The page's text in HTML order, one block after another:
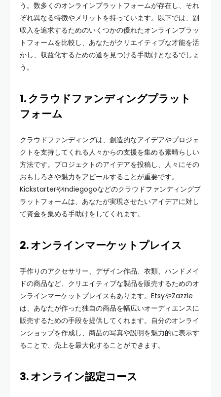
う。数多くのオンラインプラットフォームが存在し、それ
ぞれ異なる特徴やメリットを持っています。以下では、副
収入を追求するためのいくつかの優れたオンラインプラッ
トフォームを比較し、あなたがクリエイティブな才能を活
かし、収益化するための道を見つける手助けとなるでしょ
う。
1.‍ クラウドファンディングプラット
フォーム
クラウドファンディングは、創造的なアイデアやプロジェ
クトを支持してくれる人々からの支援を集める素晴らしい
方法です。プロジェクトのアイデアを投稿し、人々にその
おもしろさや魅力をアピールすることが重要です。
KickstarterやIndiegogoなどのクラウドファンディングプ
ラットフォームは、あなたが実現させたいアイデアに対し
て資金を集める手助けをしてくれます。
2. オンラインマーケットプレイス
手作りのアクセサリー、デザイン作品、衣類、ハンドメイ
ドの商品など、クリエイティブな製品を販売するためのオ
ンラインマーケットプレイスもあります。EtsyやZazzle
は、あなたが作った独自の商品を幅広いオーディエンスに
販売するための手段を提供してくれます。自分のオンライ
ンショップを作成し、商品の写真や説明を魅力的に表示す
ることで、売上を最大化することができます。
3. オンライン認定コース